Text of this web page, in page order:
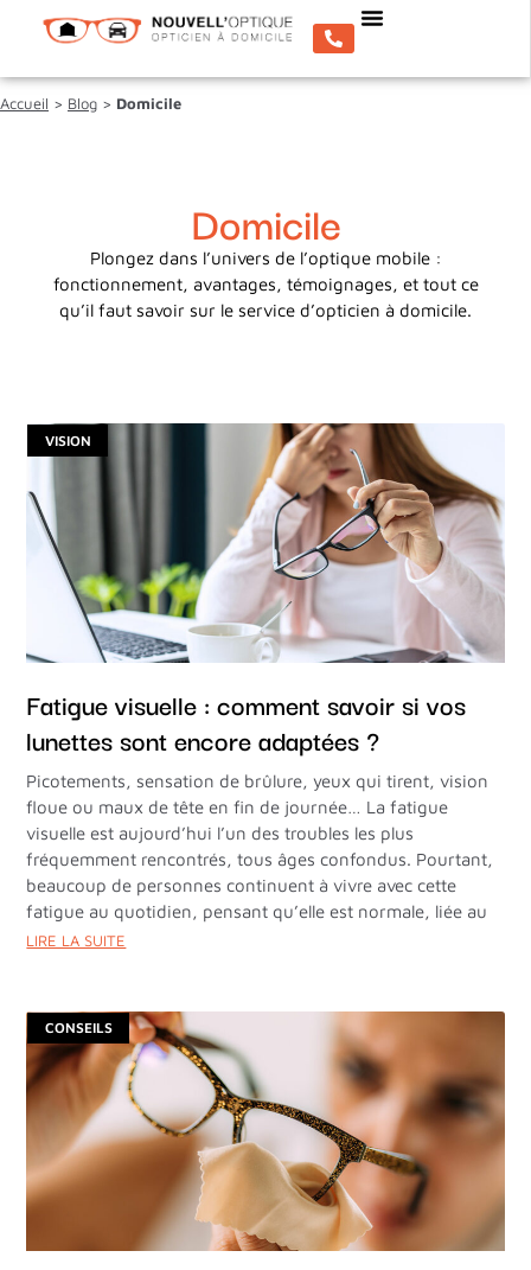
Accueil > Blog > Domicile
Domicile
Plongez dans l’univers de l’optique mobile :
fonctionnement, avantages, témoignages, et tout ce
qu’il faut savoir sur le service d’opticien à domicile.
VISION
Fatigue visuelle : comment savoir si vos
lunettes sont encore adaptées ?
Picotements, sensation de brûlure, yeux qui tirent, vision
floue ou maux de tête en fin de journée… La fatigue
visuelle est aujourd’hui l’un des troubles les plus
fréquemment rencontrés, tous âges confondus. Pourtant,
beaucoup de personnes continuent à vivre avec cette
fatigue au quotidien, pensant qu’elle est normale, liée au
LIRE LA SUITE
CONSEILS